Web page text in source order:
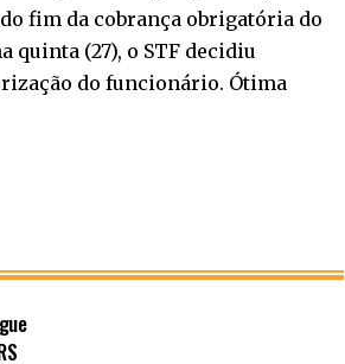
fim da cobrança obrigatória do
(27), o STF decidiu
do funcionário. Ótima